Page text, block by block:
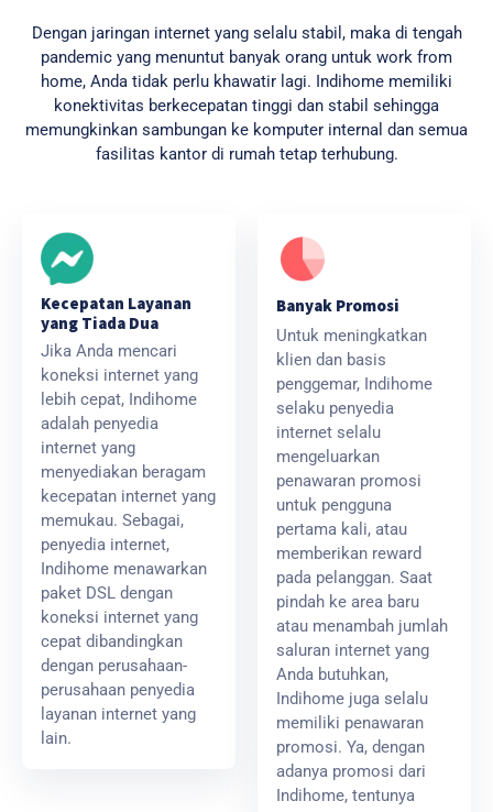
Dengan jaringan internet yang selalu stabil, maka di tengah
pandemic yang menuntut banyak orang untuk work from
home, Anda tidak perlu khawatir lagi. Indihome memiliki
konektivitas berkecepatan tinggi dan stabil sehingga
memungkinkan sambungan ke komputer internal dan semua
fasilitas kantor di rumah tetap terhubung.
Kecepatan Layanan
yang Tiada Dua
Jika Anda mencari
koneksi internet yang
lebih cepat, Indihome
adalah penyedia
internet yang
menyediakan beragam
kecepatan internet yang
memukau. Sebagai,
penyedia internet,
Indihome menawarkan
paket DSL dengan
koneksi internet yang
cepat dibandingkan
dengan perusahaan-
perusahaan penyedia
layanan internet yang
lain.
Banyak Promosi
Untuk meningkatkan
klien dan basis
penggemar, Indihome
selaku penyedia
internet selalu
mengeluarkan
penawaran promosi
untuk pengguna
pertama kali, atau
memberikan reward
pada pelanggan. Saat
pindah ke area baru
atau menambah jumlah
saluran internet yang
Anda butuhkan,
Indihome juga selalu
memiliki penawaran
promosi. Ya, dengan
adanya promosi dari
Indihome, tentunya